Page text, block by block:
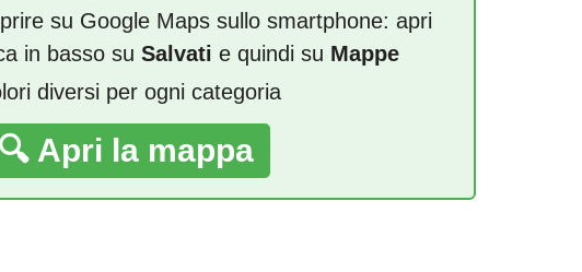
su Google Maps sullo smartphone: apri
in basso su Salvati e quindi su Mappe
diversi per ogni categoria
🔍 Apri la mappa